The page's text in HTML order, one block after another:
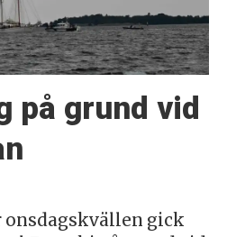
på grund vid
onsdagskvällen gick